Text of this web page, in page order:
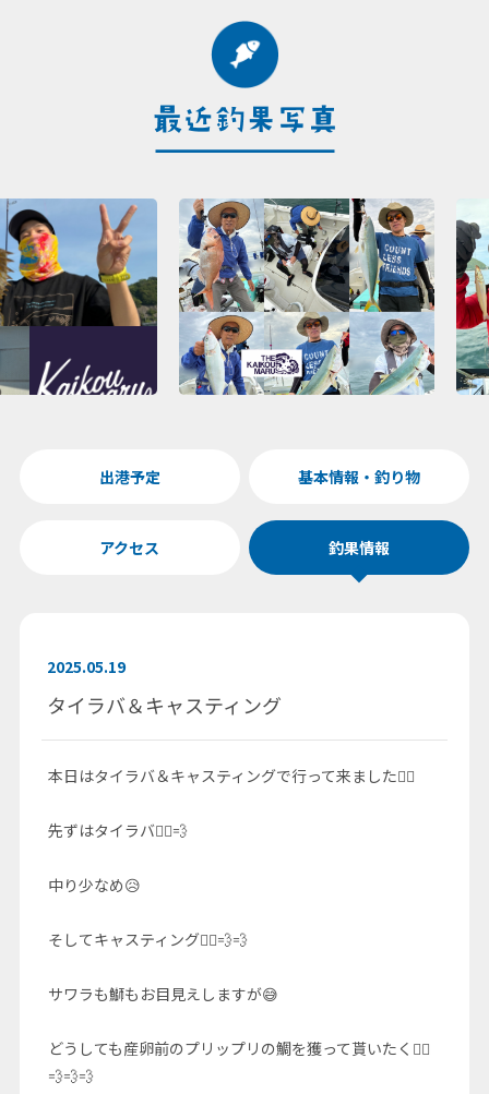
出港予定 基本情報・釣り物
アクセス 釣果情報
2025.05.19
タイラバ＆キャスティング
本日はタイラバ＆キャスティングで行って来ました🚣‍♀️
先ずはタイラバ🚣‍♀️💨
中り少なめ😥
そしてキャスティング🚣‍♀️💨💨
サワラも鰤もお目見えしますが😅
どうしても産卵前のプリップリの鯛を獲って貰いたく🚣‍♀️
💨💨💨